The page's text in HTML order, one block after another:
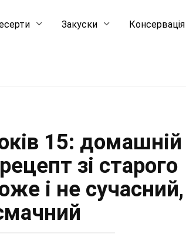
Закуски Консервація
15: домашній
зі старого
і не сучасний,